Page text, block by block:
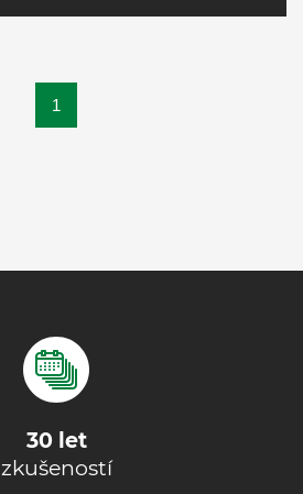
1
30 let
zkušeností